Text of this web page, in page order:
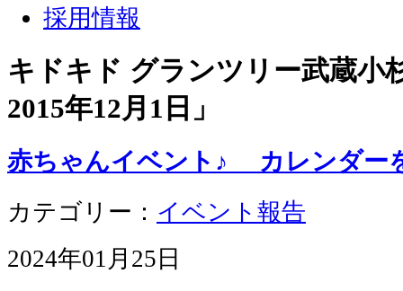
採用情報
キドキド グランツリー武蔵
2015年12月1日 」
赤ちゃんイベント♪ カレンダ
カテゴリー： イベント報告
2024年01月25日